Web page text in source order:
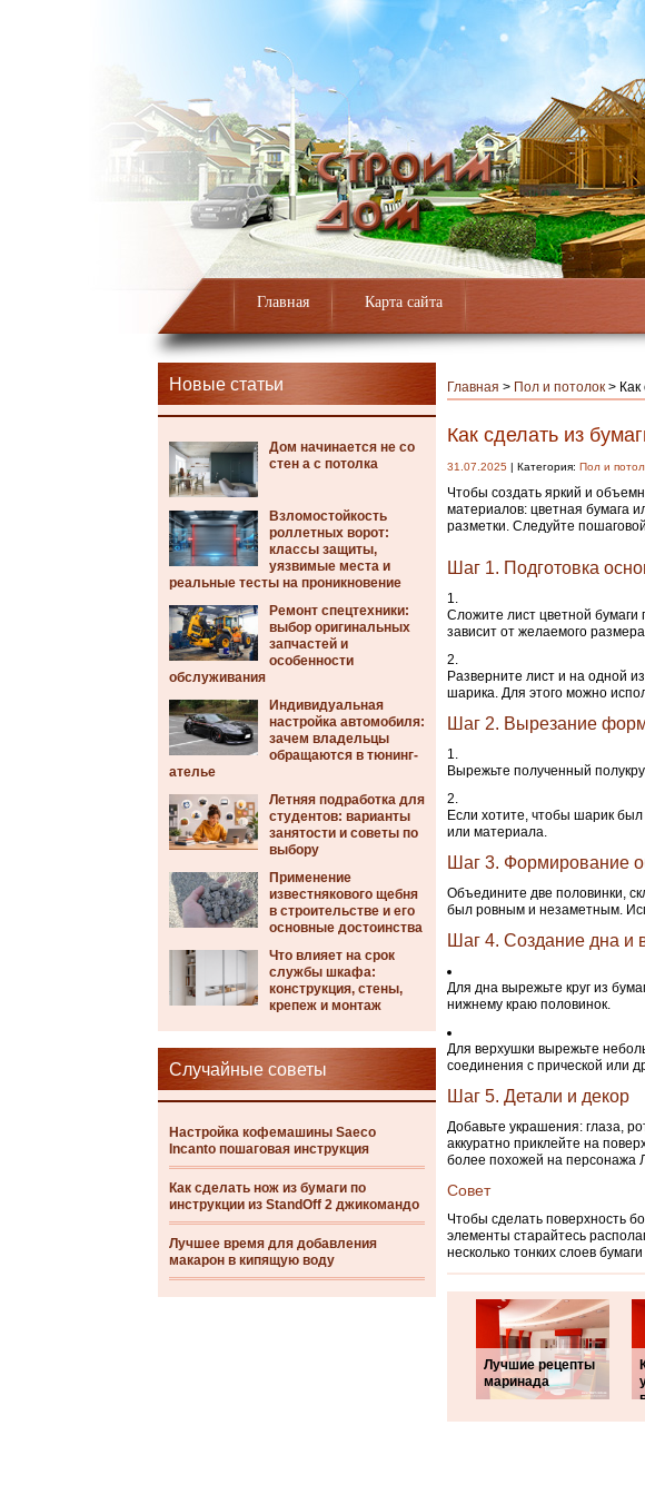
Главная Карта сайта
Новые статьи
Дом начинается не со
стен а с потолка
Взломостойкость
роллетных ворот:
классы защиты,
уязвимые места и
реальные тесты на проникновение
Ремонт спецтехники:
выбор оригинальных
запчастей и
особенности
обслуживания
Индивидуальная
настройка автомобиля:
зачем владельцы
обращаются в тюнинг-
ателье
Летняя подработка для
студентов: варианты
занятости и советы по
выбору
Применение
известнякового щебня
в строительстве и его
основные достоинства
Что влияет на срок
службы шкафа:
конструкция, стены,
крепеж и монтаж
Случайные советы
Настройка кофемашины Saeco
Incanto пошаговая инструкция
Как сделать нож из бумаги по
инструкции из StandOff 2 джикомандо
Лучшее время для добавления
макарон в кипящую воду
Главная > Пол и потолок >
Как сделать из
31.07.2025 | Категория: Пол и
Чтобы создать яркий и
материалов: цветная бумага
разметки. Следуйте
Шаг 1. Подготовка
Сложите лист цветной бумаги
зависит от желаемого
Разверните лист и на одной
шарика. Для этого можно
Шаг 2. Вырезание
Вырежьте полученный
Если хотите, чтобы шарик
или материала.
Шаг 3. Формирование
Объедините две половинки,
был ровным и незаметным.
Шаг 4. Создание дна и
Для дна вырежьте круг из
нижнему краю половинок.
Для верхушки вырежьте
соединения с прической или
Шаг 5. Детали и декор
Добавьте украшения: глаза,
аккуратно приклейте на
более похожей на персонажа
Совет
Чтобы сделать поверхность
элементы старайтесь
несколько тонких слоев
Лучшие рецепты
маринада